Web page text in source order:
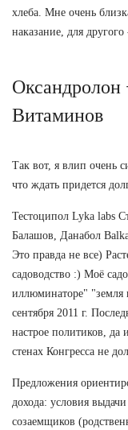
хлеба. Мне очень
наказание, для другого
Оксандролон
Витаминов
Так вот, я влип очень
что ждать придется
Тестоципол Lyka labs
Балашов, Данабол
Это правда не все)
садоводство :) Моё
иллюминаторе"
сентября 2011 г.
настрое политиков, да
стенах Конгресса не
Предложения
дохода: условия
созаемщиков